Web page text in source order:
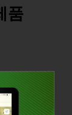
품